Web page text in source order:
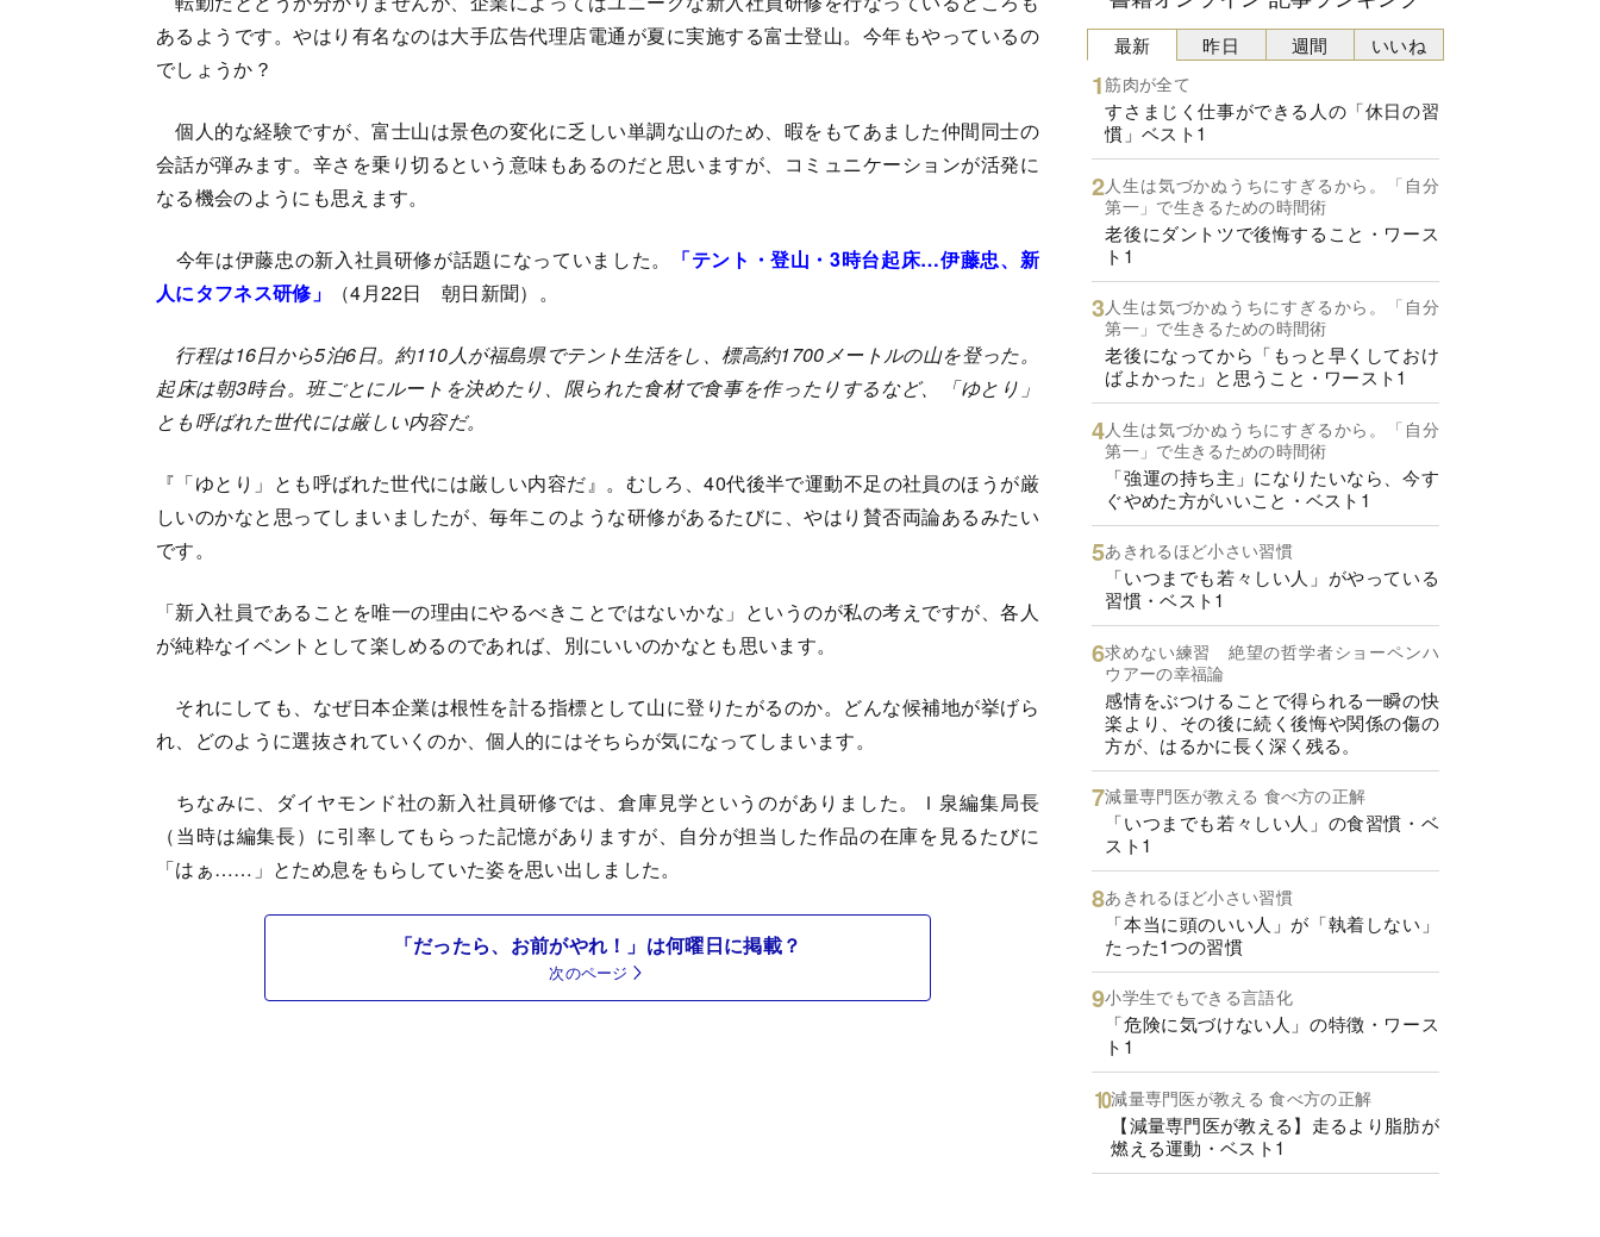
あるようです。やはり有名なのは大手広告代理店電通が夏に実施する富士登山。今年もやっているの
でしょうか？
個人的な経験ですが、富士山は景色の変化に乏しい単調な山のため、暇をもてあました仲間同士の
会話が弾みます。辛さを乗り切るという意味もあるのだと思いますが、コミュニケーションが活発に
なる機会のようにも思えます。
今年は伊藤忠の新入社員研修が話題になっていました。
「テント・登山・3時台起床…伊藤忠、新
人にタフネス研修」
（4月22日 朝日新聞）。
行程は16日から5泊6日。約110人が福島県でテント生活をし、標高約1700メートルの山を登った。
起床は朝3時台。班ごとにルートを決めたり、限られた食材で食事を作ったりするなど、「ゆとり」
とも呼ばれた世代には厳しい内容だ。
『「ゆとり」とも呼ばれた世代には厳しい内容だ』。むしろ、40代後半で運動不足の社員のほうが厳
しいのかなと思ってしまいましたが、毎年このような研修があるたびに、やはり賛否両論あるみたい
です。
「新入社員であることを唯一の理由にやるべきことではないかな」というのが私の考えですが、各人
が純粋なイベントとして楽しめるのであれば、別にいいのかなとも思います。
それにしても、なぜ日本企業は根性を計る指標として山に登りたがるのか。どんな候補地が挙げら
れ、どのように選抜されていくのか、個人的にはそちらが気になってしまいます。
ちなみに、ダイヤモンド社の新入社員研修では、倉庫見学というのがありました。Ｉ泉編集局長
（当時は編集長）に引率してもらった記憶がありますが、自分が担当した作品の在庫を見るたびに
「はぁ……」とため息をもらしていた姿を思い出しました。
「だったら、お前がやれ！」は何曜日に掲載？
次のページ
最新
筋肉が全て
すさまじく仕事ができる人の「休日の習
慣」ベスト1
人生は気づかぬうちにすぎるから。「自分
第一」で生きるための時間術
老後にダントツで後悔すること・ワース
ト1
人生は気づかぬうちにすぎるから。「自分
第一」で生きるための時間術
老後になってから「もっと早くしておけ
ばよかった」と思うこと・ワースト1
人生は気づかぬうちにすぎるから。「自分
第一」で生きるための時間術
「強運の持ち主」になりたいなら、今す
ぐやめた方がいいこと・ベスト1
あきれるほど小さい習慣
「いつまでも若々しい人」がやっている
習慣・ベスト1
求めない練習 絶望の哲学者ショーペンハ
ウアーの幸福論
感情をぶつけることで得られる一瞬の快
楽より、その後に続く後悔や関係の傷の
方が、はるかに長く深く残る。
減量専門医が教える 食べ方の正解
「いつまでも若々しい人」の食習慣・ベ
スト1
あきれるほど小さい習慣
「本当に頭のいい人」が「執着しない」
たった1つの習慣
小学生でもできる言語化
「危険に気づけない人」の特徴・ワース
ト1
減量専門医が教える 食べ方の正解
【減量専門医が教える】走るより脂肪が
燃える運動・ベスト1
昨日 週間 いいね